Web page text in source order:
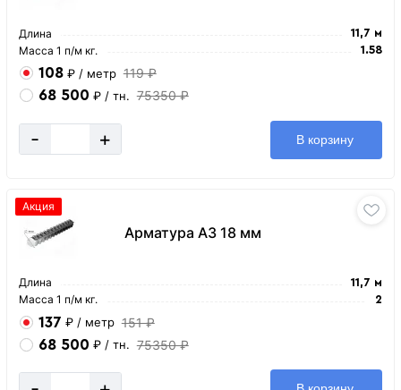
Длина 11,7 м
Масса 1 п/м кг. 1.58
108 ₽ / метр 119 ₽
68 500 ₽ / тн. 75350 ₽
- + В корзину
Арматура А3 18 мм
Акция
Длина 11,7 м
Масса 1 п/м кг. 2
137 ₽ / метр 151 ₽
68 500 ₽ / тн. 75350 ₽